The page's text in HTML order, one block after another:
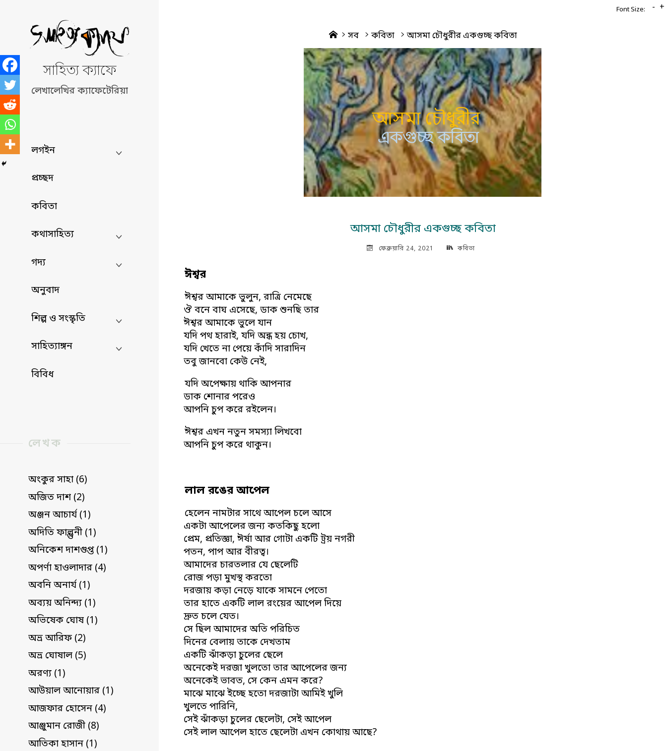
content
সাহিত্য ক্যাফে
লেখালেখির ক্যাফেটেরিয়া
লগইন
প্রচ্ছদ
কবিতা
কথাসাহিত্য
গদ্য
অনুবাদ
শিল্প ও সংস্কৃতি
সাহিত্যাঙ্গন
বিবিধ
লেখক
অংকুর সাহা (6)
অজিত দাশ (2)
অঞ্জন আচার্য (1)
অদিতি ফাল্গুনী (1)
অনিকেশ দাশগুপ্ত (1)
অপর্ণা হাওলাদার (4)
অবনি অনার্য (1)
অব্যয় অনিন্দ্য (1)
অভিষেক ঘোষ (1)
অভ্র আরিফ (2)
অভ্র ঘোষাল (5)
অরণ্য (1)
আউয়াল আনোয়ার (1)
আজফার হোসেন (4)
আঞ্জুমান রোজী (8)
আতিকা হাসান (1)
Home
সব কবিতা আসমা চৌধুরীর একগুচ্ছ কবিতা
আসমা চৌধুরীর একগুচ্ছ কবিতা
ফেব্রুয়ারি 24, 2021 কবিতা
ঈশ্বর
ঈশ্বর আমাকে ভুলুন, রাত্রি নেমেছে
ঔ বনে বাঘ এসেছে, ডাক শুনছি তার
ঈশ্বর আমাকে ভুলে যান
যদি পথ হারাই, যদি অন্ধ হয় চোখ,
যদি খেতে না পেয়ে কাঁদি সারাদিন
তবু জানবো কেউ নেই,
যদি অপেক্ষায় থাকি আপনার
ডাক শোনার পরেও
আপনি চুপ করে রইলেন।
ঈশ্বর এখন নতুন সমস্যা লিখবো
আপনি চুপ করে থাকুন।
লাল রঙের আপেল
হেলেন নামটার সাথে আপেল চলে আসে
একটা আপেলের জন্য কতকিছু হলো
প্রেম, প্রতিজ্ঞা, ঈর্ষা আর গোটা একটি ট্রয় নগরী
পতন, পাপ আর বীরত্ব।
আমাদের চারতলার যে ছেলেটি
রোজ পড়া মুখস্থ করতো
দরজায় কড়া নেড়ে যাকে সামনে পেতো
তার হাতে একটি লাল রংয়ের আপেল দিয়ে
দ্রুত চলে যেত।
সে ছিল আমাদের অতি পরিচিত
দিনের বেলায় তাকে দেখতাম
একটি ঝাঁকড়া চুলের ছেলে
অনেকেই দরজা খুলতো তার আপেলের জন্য
অনেকেই ভাবত, সে কেন এমন করে?
মাঝে মাঝে ইচ্ছে হতো দরজাটা আমিই খুলি
খুলতে পারিনি,
সেই ঝাঁকড়া চুলের ছেলেটা, সেই আপেল
সেই লাল আপেল হাতে ছেলেটা এখন কোথায় আছে?
Font Size: - +